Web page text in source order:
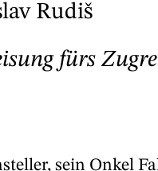
Rudiš
fürs
sein Onkel